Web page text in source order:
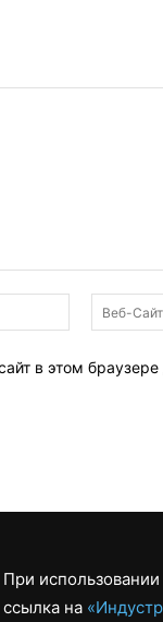
Электронная
почта:*
в этом
При
ссылка на